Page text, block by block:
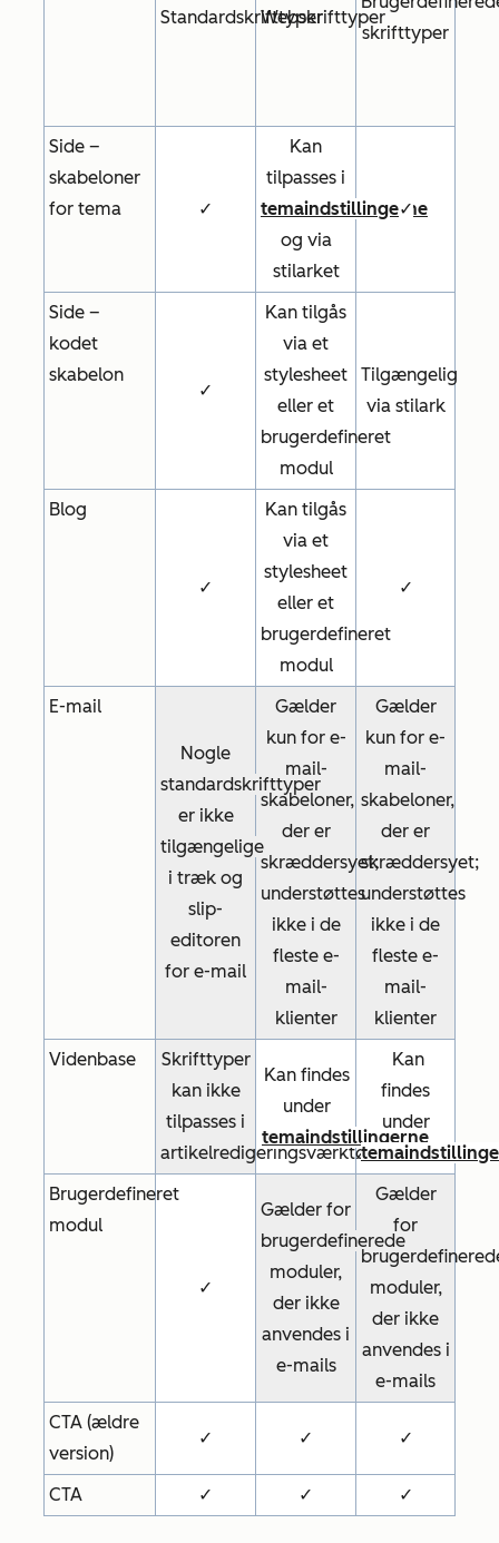
StandardskrifttyperWebskrifttyper
skrifttyper
Side –
skabeloner
for tema
✓
Kan
tilpasses i
temaindstillingerne
og via
stilarket
✓
Side –
kodet
skabelon
✓
Kan tilgås
via et
stylesheet
eller et
brugerdefineret
modul
Tilgængelig
via stilark
Blog
✓
Kan tilgås
via et
stylesheet
eller et
brugerdefineret
modul
✓
E-mail
Nogle
standardskrifttyper
er ikke
tilgængelige
i træk og
slip-
editoren
for e-mail
Gælder
kun for e-
mail-
skabeloner,
der er
skræddersyet;
understøttes
ikke i de
fleste e-
mail-
klienter
Gælder
kun for e-
mail-
skabeloner,
der er
skræddersyet;
understøttes
ikke i de
fleste e-
mail-
klienter
Videnbase
Skrifttyper
kan ikke
tilpasses i
artikelredigeringsværktøjet
Kan findes
under
temaindstillingerne
Kan
findes
under
Brugerdefineret
modul
✓
Gælder for
brugerdefinerede
moduler,
der ikke
anvendes i
e-mails
Gælder
for
moduler,
der ikke
anvendes i
e-mails
CTA (ældre
version)
✓ ✓ ✓
CTA ✓ ✓ ✓